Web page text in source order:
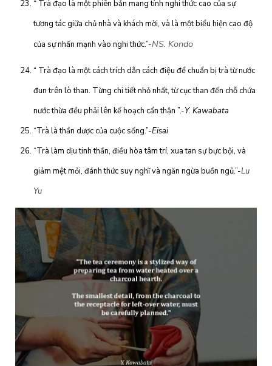
“ Trà đạo là một phiên bản mang tính nghi thức cao của sự
tương tác giữa chủ nhà và khách mời, và là một biểu hiện cao độ
của sự nhấn mạnh vào nghi thức.”-NS. Kondo
“ Trà đạo là một cách trích dẫn cách điệu để chuẩn bị trà từ nước
đun trên lò than. Từng chi tiết nhỏ nhất, từ cục than đến chỗ chứa
nước thừa đều phải lên kế hoạch cẩn thận ”.-Y. Kawabata
“Trà là thần dược của cuộc sống.”-Eisai
“Trà làm dịu tinh thần, điều hòa tâm trí, xua tan sự bực bội, và
giảm mệt mỏi, đánh thức suy nghĩ và ngăn ngừa buồn ngủ.”-Lu
Yu